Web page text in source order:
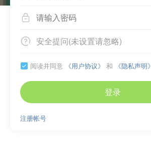

 安全提问(未设置请忽略)
 阅读并同意 《用户协议》 和 《隐私声明》
登录
注册帐号